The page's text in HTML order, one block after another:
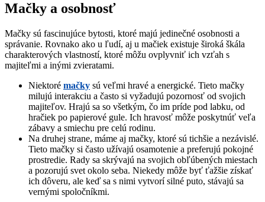
Mačky a osobnosť
Mačky sú fascinujúce bytosti, ktoré majú jedinečné osobnosti a
správanie. Rovnako ako u ľudí, aj u mačiek existuje široká škála
charakterových vlastností, ktoré môžu ovplyvniť ich vzťah s
majiteľmi a inými zvieratami.
Niektoré mačky sú veľmi hravé a energické. Tieto mačky
milujú interakciu a často si vyžadujú pozornosť od svojich
majiteľov. Hrajú sa so všetkým, čo im príde pod labku, od
hračiek po papierové gule. Ich hravosť môže poskytnúť veľa
zábavy a smiechu pre celú rodinu.
Na druhej strane, máme aj mačky, ktoré sú tichšie a nezávislé.
Tieto mačky si často užívajú osamotenie a preferujú pokojné
prostredie. Rady sa skrývajú na svojich obľúbených miestach
a pozorujú svet okolo seba. Niekedy môže byť ťažšie získať
ich dôveru, ale keď sa s nimi vytvorí silné puto, stávajú sa
vernými spoločníkmi.